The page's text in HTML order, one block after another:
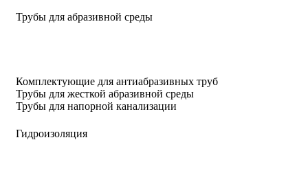
Трубы для абразивной среды
Комплектующие для антиабразивных труб
Трубы для жесткой абразивной среды
Трубы для напорной канализации
Гидроизоляция